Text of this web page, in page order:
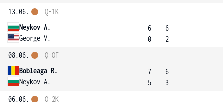
13.06.
Neykov A.
George V.
Q-1K
6
0
6
2
08.06.
Bobleaga R.
Neykov A.
Q-OF
7
5
6
3
06.06.
Q-2K